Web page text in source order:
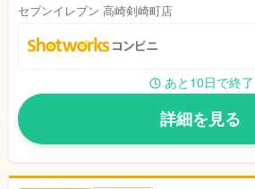
セブンイレブン 高崎剣崎町店
あと10日で終了
詳細を見る